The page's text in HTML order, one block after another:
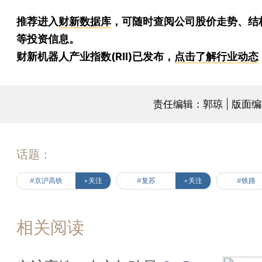
推荐进入财新数据库 ，可随时查阅公司股价走势、
等投资信息。
财新机器人产业指数(RII)已发布， 点击了解行业动态
责任编辑：郭琼 | 版面
话题：
#京沪高铁 +关注 #复苏 +关注 #铁路
相关阅读